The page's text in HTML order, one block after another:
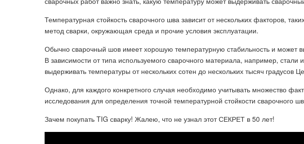
Температурная стойкость сварочного шва зависит от нескольких факторов,
метод сварки, окружающая среда и прочие условия эксплуатации.
Обычно сварочный шов имеет хорошую температурную стабильность и может
В зависимости от типа используемого сварочного материала, например,
выдерживать температуры от нескольких сотен до нескольких тысяч градусов
Однако, для каждого конкретного случая необходимо учитывать множество
исследования для определения точной температурной стойкости сварочного
Зачем покупать TIG сварку! Жалею, что не узнал этот СЕКРЕТ в 50 лет!